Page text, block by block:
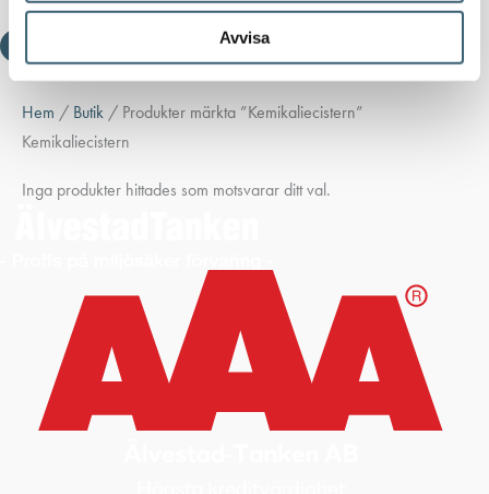
Avvisa
Hem / Butik / Produkter märkta ”Kemikaliecistern”
Kemikaliecistern
Inga produkter hittades som motsvarar ditt val.